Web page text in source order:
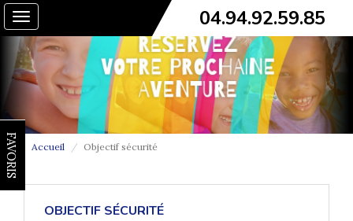
Toggle
navigation
04.94.92.59.85
FAVORIS Accueil Objectif sécurité
OBJECTIF SÉCURITÉ